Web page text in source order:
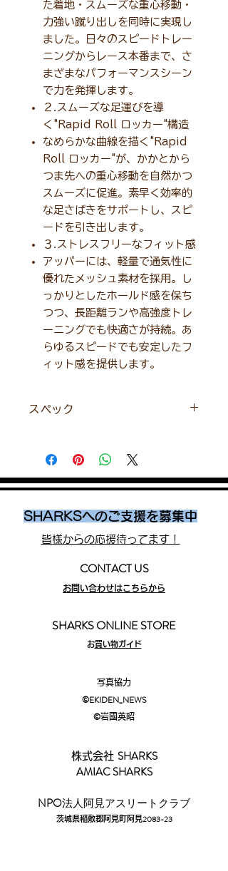
た着地・スムーズな重心移動・
力強い蹴り出しを同時に実現し
ました。日々のスピードトレー
ニングからレース本番まで、さ
まざまなパフォーマンスシーン
で力を発揮します。
２.スムーズな足運びを導
く"Rapid Roll ロッカー"構造
なめらかな曲線を描く"Rapid
Roll ロッカー"が、かかとから
つま先への重心移動を自然かつ
スムーズに促進。素早く効率的
な足さばきをサポートし、スピ
ードを引き出します。
３.ストレスフリーなフィット感
アッパーには、軽量で通気性に
優れたメッシュ素材を採用。し
っかりとしたホールド感を保ち
つつ、長距離ランや高強度トレ
ーニングでも快適さが持続。あ
らゆるスピードでも安定したフ
ィット感を提供します。
スペック
タイプ : Speed
ミッドソール素材 :DNA GOLD
商品コード：BRM4673-R
SHARKSへのご支援を募集中
皆様からの応援待ってます！
CONTACT US
お問い合わせはこちらから
SHARKS ONLINE STORE
​お買い物ガイド
写真協力
©EKIDEN_NEWS
©︎岩國英昭
株式会社 SHARKS
AMIAC SHARKS
​NPO法人阿見アスリートクラブ
茨城県稲敷郡阿見町阿見2083-23